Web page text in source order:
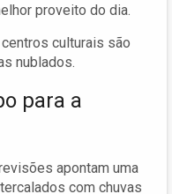
proveito do dia.
culturais são
nublados.
para a
apontam uma
com chuvas